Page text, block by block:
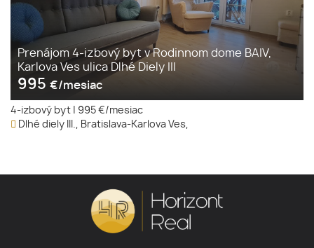
Prenájom 4-izbový byt v Rodinnom dome BAIV,
Karlova Ves ulica Dlhé Diely III
995 €/mesiac
4-izbový byt
995 €/mesiac
Dlhé diely III., Bratislava-Karlova Ves,